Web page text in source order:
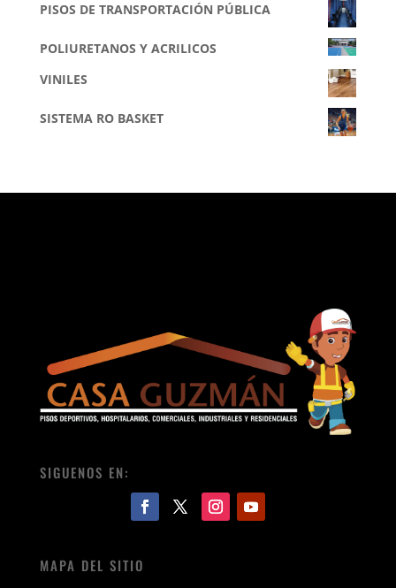
PISOS DE TRANSPORTACIÓN PÚBLICA
POLIURETANOS Y ACRILICOS
VINILES
SISTEMA RO BASKET
SIGUENOS EN:
MAPA DEL SITIO